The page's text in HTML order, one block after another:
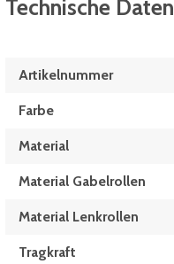
Technische Daten
Artikelnummer
Farbe
Material
Material Gabelrollen
Material Lenkrollen
Tragkraft